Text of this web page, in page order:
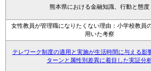
熊本県における金融知識、行動と態度
女性教員が管理職になりたくない理由：小学校教員
用いた考察
テレワーク制度の適用と実施が生活時間に与える影
ターンと属性別差異に着目した実証分